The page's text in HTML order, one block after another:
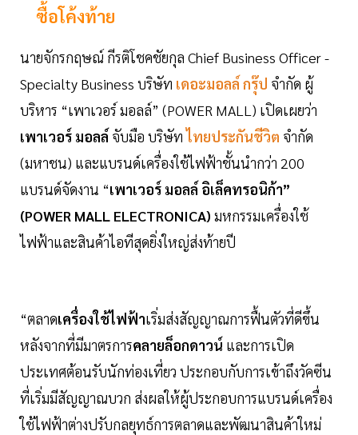
ซื้อโค้งท้าย
นายจักรกฤษณ์ กีรติโชคชัยกุล Chief Business Officer -
Specialty Business บริษัท เดอะมอลล์ กรุ๊ป จำกัด ผู้
บริหาร “เพาเวอร์ มอลล์” (POWER MALL) เปิดเผยว่า
เพาเวอร์ มอลล์ จับมือ บริษัทไทยประกันชีวิต จำกัด
(มหาชน) และแบรนด์เครื่องใช้ไฟฟ้าชั้นนำกว่า 200
แบรนด์จัดงาน “เพาเวอร์ มอลล์ อิเล็คทรอนิก้า”
(POWER MALL ELECTRONICA) มหกรรมเครื่องใช้
ไฟฟ้าและสินค้าไอทีสุดยิ่งใหญ่ส่งท้ายปี
“ตลาดเครื่องใช้ไฟฟ้าเริ่มส่งสัญญาณการฟื้นตัวที่ดีขึ้น
หลังจากที่มีมาตรการคลายล็อกดาวน์ และการเปิด
ประเทศต้อนรับนักท่องเที่ยว ประกอบกับการเข้าถึงวัคซีน
ที่เริ่มมีสัญญาณบวก ส่งผลให้ผู้ประกอบการแบรนด์เครื่อง
ใช้ไฟฟ้าต่างปรับกลยุทธ์การตลาดและพัฒนาสินค้าใหม่